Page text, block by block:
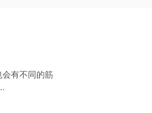
有不同的筋